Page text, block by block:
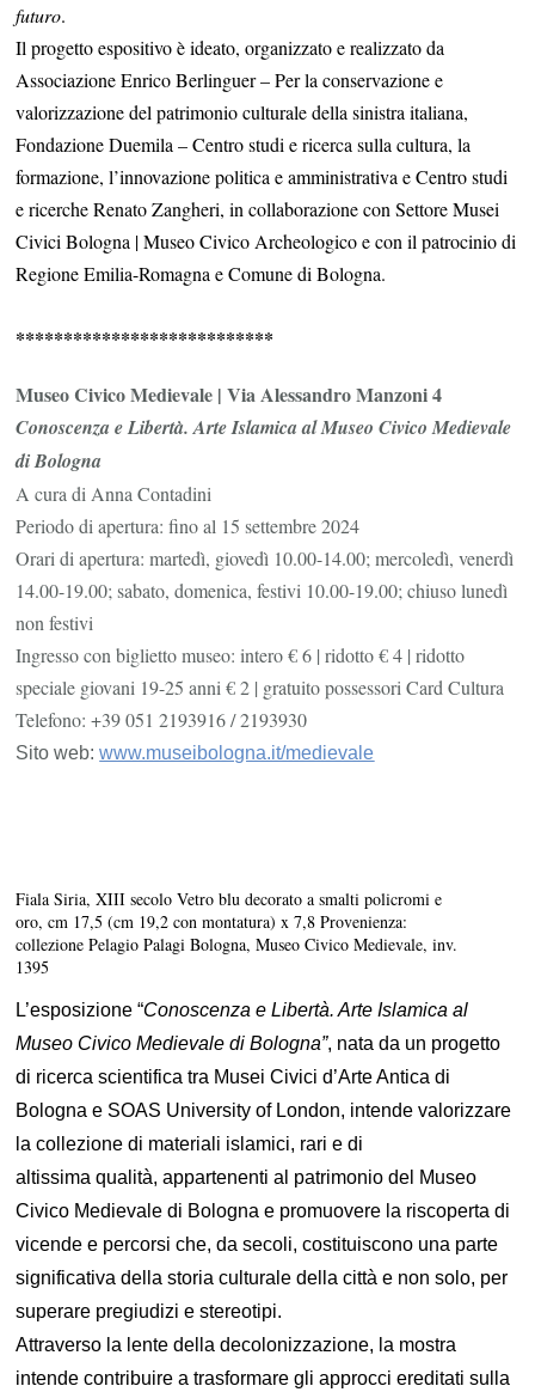
futuro.
Il progetto espositivo è ideato, organizzato e realizzato da
Associazione Enrico Berlinguer – Per la conservazione e
valorizzazione del patrimonio culturale della sinistra italiana,
Fondazione Duemila – Centro studi e ricerca sulla cultura, la
formazione, l’innovazione politica e amministrativa e Centro studi
e ricerche Renato Zangheri, in collaborazione con Settore Musei
Civici Bologna | Museo Civico Archeologico e con il patrocinio di
Regione Emilia-Romagna e Comune di Bologna.
***************************
Museo Civico Medievale | Via Alessandro Manzoni 4
Conoscenza e Libertà. Arte Islamica al Museo Civico Medievale
di Bologna
A cura di Anna Contadini
Periodo di apertura: fino al 15 settembre 2024
Orari di apertura: martedì, giovedì 10.00-14.00; mercoledì, venerdì
14.00-19.00; sabato, domenica, festivi 10.00-19.00; chiuso lunedì
non festivi
Ingresso con biglietto museo: intero € 6 | ridotto € 4 | ridotto
speciale giovani 19-25 anni € 2 | gratuito possessori Card Cultura
Telefono: +39 051 2193916 / 2193930
Sito web:www.museibologna.it/medievale
Fiala Siria, XIII secolo Vetro blu decorato a smalti policromi e
oro, cm 17,5 (cm 19,2 con montatura) x 7,8 Provenienza:
collezione Pelagio Palagi Bologna, Museo Civico Medievale, inv.
1395
L’esposizione “Conoscenza e Libertà. Arte Islamica al
Museo Civico Medievale di Bologna”, nata da un progetto
di ricerca scientifica tra Musei Civici d’Arte Antica di
Bologna e SOAS University of London, intende valorizzare
la collezione di materiali islamici, rari e di
altissima qualità, appartenenti al patrimonio del Museo
Civico Medievale di Bologna e promuovere la riscoperta di
vicende e percorsi che, da secoli, costituiscono una parte
significativa della storia culturale della città e non solo, per
superare pregiudizi e stereotipi.
Attraverso la lente della decolonizzazione, la mostra
intende contribuire a trasformare gli approcci ereditati sulla